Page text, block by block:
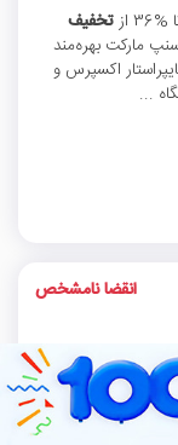
از
تخفیف
مارکت بهره‌مند
اکسپرس و
...
انقضا نامشخص